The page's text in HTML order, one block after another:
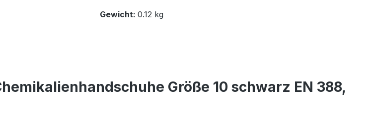
Gewicht: 0.12 kg
Größe 10 schwarz EN 388,